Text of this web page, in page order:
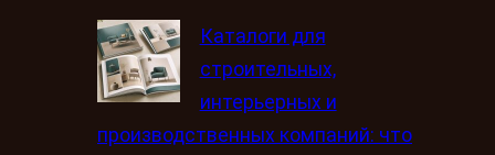
Каталоги для
строительных,
интерьерных и
производственных компаний: что